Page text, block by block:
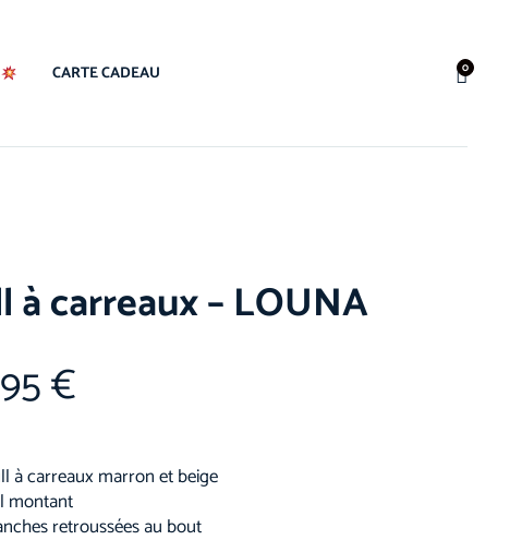
CARTE CADEAU 0
à carreaux – LOUNA
€
à carreaux marron et beige
montant
retroussées au bout